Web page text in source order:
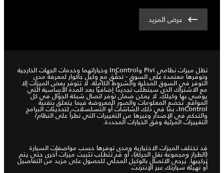
عرض المزيد
تظل ميزات نظامي Pivi وInControl وخياراتهما وخدمات الجهات الخارجية
وتوفرها معتمدة على السوق - تحقَّق مع وكيل جاكوار لمعرفة مدى
التوفر في السوق المحلية والشروط الكاملة. لا تتوفر بعض الميزات إلا
مع الاشتراك الذي سيتطلّب تجديدًا إضافيًا بعد المدة الأساسية التي
يوصي بها وكيلك. لا يمكن ضمان توفر اتصال شبكة الجوّال في كل
المواقع. تخضع المعلومات والصور المعروضة فيما يتعلق بتقنية
InControl، بما في ذلك الشاشات أو التسلسلات، لتحديثات البرامج
والتحكم في الإصدار وغيرها من التغييرات التي تطرأ على النظام/
التغييرات المرئية وفق الخيارات المحددة.
قد تختلف الميزات الاختيارية ومدى توفرها حسب مواصفات السيارة
(الطراز ومجموعة نقل الحركة)، أو قد تتطلب تثبيت ميزات أخرى حتى يتم
تركيبها. يُرجى الاتصال بالوكيل المحلّي للحصول على مزيد من التفاصيل
أو تهيئة سيارتك عبر الإنترنت.